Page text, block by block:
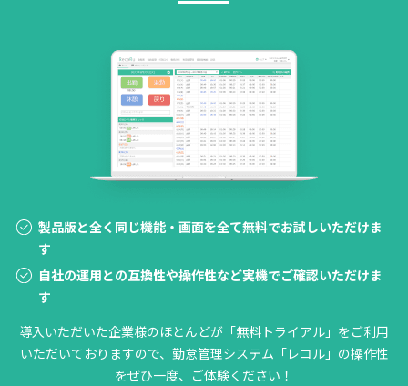
製品版と全く同じ機能・画面を全て無料でお試しいただけま
す
自社の運用との互換性や操作性など実機でご確認いただけま
す
導入いただいた企業様のほとんどが「無料トライアル」をご利用
いただいておりますので、勤怠管理システム「レコル」の操作性
をぜひ一度、ご体験ください！